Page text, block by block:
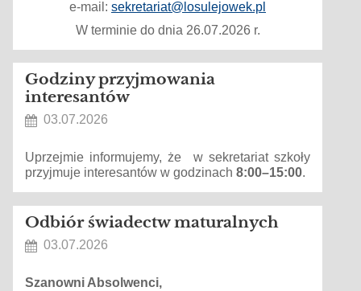
e-mail: sekretariat@losulejowek.pl
W terminie do dnia 26.07.2026 r.
Godziny przyjmowania
interesantów
03.07.2026
Uprzejmie informujemy, że w sekretariat szkoły
przyjmuje interesantów w godzinach 8:00–15:00.
Odbiór świadectw maturalnych
03.07.2026
Szanowni Absolwenci,